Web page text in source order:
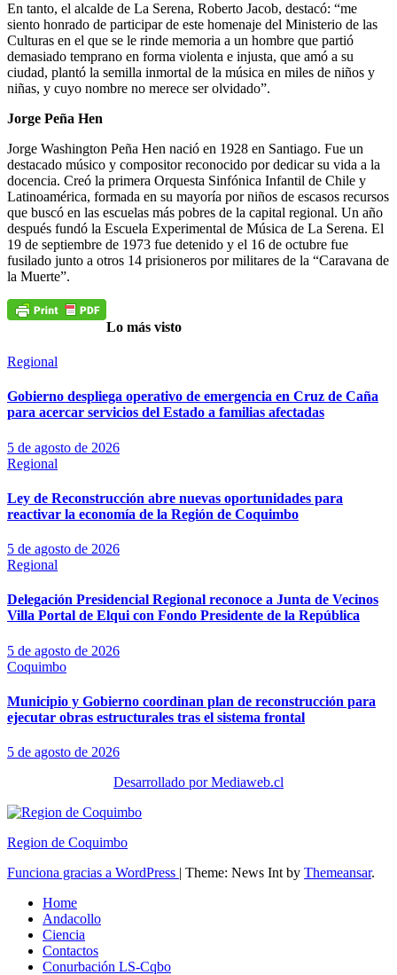
En tanto, el alcalde de La Serena, Roberto Jacob, destacó: “me
siento honrado de participar de este homenaje del Ministerio de las
Culturas en el que se le rinde memoria a un hombre que partió
demasiado temprano en forma violenta e injusta, que amó a su
ciudad, plantó la semilla inmortal de la música en miles de niños y
niñas, y cuyo nombre no merece ser olvidado”.
Jorge Peña Hen
Jorge Washington Peña Hen nació en 1928 en Santiago. Fue un
destacado músico y compositor reconocido por dedicar su vida a la
docencia. Creó la primera Orquesta Sinfónica Infantil de Chile y
Latinoamérica, formada en su mayoría por niños de escasos recursos
que buscó en las escuelas más pobres de la capital regional. Un año
después fundó la Escuela Experimental de Música de La Serena. El
19 de septiembre de 1973 fue detenido y el 16 de octubre fue
fusilado junto a otros 14 prisioneros por militares de la “Caravana de
la Muerte”.
Lo más visto
Regional
Gobierno despliega operativo de emergencia en Cruz de Caña
para acercar servicios del Estado a familias afectadas
5 de agosto de 2026
Regional
Ley de Reconstrucción abre nuevas oportunidades para
reactivar la economía de la Región de Coquimbo
5 de agosto de 2026
Regional
Delegación Presidencial Regional reconoce a Junta de Vecinos
Villa Portal de Elqui con Fondo Presidente de la República
5 de agosto de 2026
Coquimbo
Municipio y Gobierno coordinan plan de reconstrucción para
ejecutar obras estructurales tras el sistema frontal
5 de agosto de 2026
Desarrollado por Mediaweb.cl
Region de Coquimbo
Funciona gracias a WordPress | Theme: News Int by Themeansar.
Home
Andacollo
Ciencia
Contactos
Conurbación LS-Cqbo